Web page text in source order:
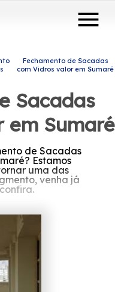
menu
Fechamento de Sacadas
com Vidros valor em Sumaré
Sacadas
em Sumaré
de Sacadas
Estamos
uma das
venha já
de Sacadas
Oferecendo
engenharia de
você encontra
o de portas de
entre outras
e beleza
com nossos